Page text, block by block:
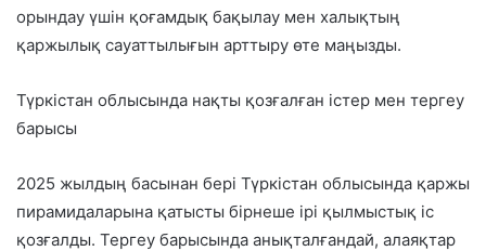
орындау үшін қоғамдық бақылау мен халықтың
қаржылық сауаттылығын арттыру өте маңызды.
Түркістан облысында нақты қозғалған істер мен тергеу
барысы
2025 жылдың басынан бері Түркістан облысында қаржы
пирамидаларына қатысты бірнеше ірі қылмыстық іс
қозғалды. Тергеу барысында анықталғандай, алаяқтар